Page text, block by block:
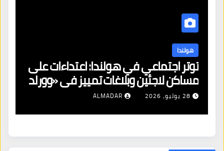
هولندا
توتر اجتماعي في هولندا: اعتداءات على
مساكن لاجئين وبلاغات تمييز في «وورلد
برايد»
28 يوليو، 2026 ALMADAR